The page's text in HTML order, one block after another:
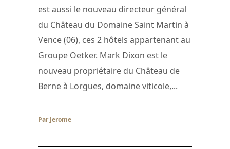
est aussi le nouveau directeur général
du Château du Domaine Saint Martin à
Vence (06), ces 2 hôtels appartenant au
Groupe Oetker. Mark Dixon est le
nouveau propriétaire du Château de
Berne à Lorgues, domaine viticole,...
Par Jerome